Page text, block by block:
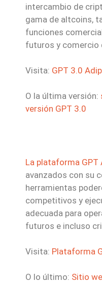
intercambio de
gama de altcoins,
funciones
futuros y comercio
Visita: GPT 3.0
O la última versión:
versión GPT 3.0
La plataforma GPT
avanzados con su
herramientas
competitivos y
adecuada para
futuros e incluso
Visita: Plataforma
O lo último: Sitio